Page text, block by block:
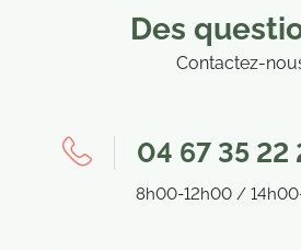
Des
Contactez-
04 67 35 22
8h00-12h00 /